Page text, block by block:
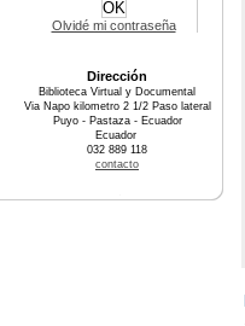
Olvidé mi contraseña
Dirección
Biblioteca Virtual y Documental
Via Napo kilometro 2 1/2 Paso lateral
Puyo - Pastaza - Ecuador
Ecuador
032 889 118
contacto